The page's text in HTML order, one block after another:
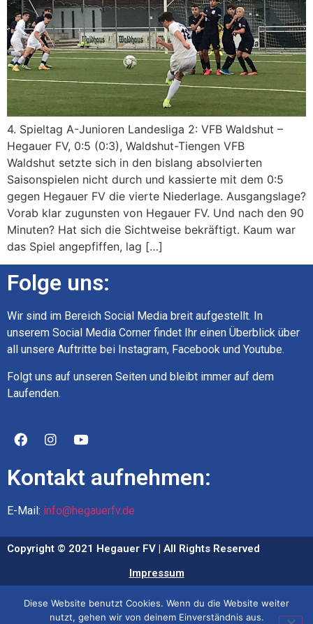
4. Spieltag A-Junioren Landesliga 2: VFB Waldshut –
Hegauer FV, 0:5 (0:3), Waldshut-Tiengen VFB
Waldshut setzte sich in den bislang absolvierten
Saisonspielen nicht durch und kassierte mit dem 0:5
gegen Hegauer FV die vierte Niederlage. Ausgangslage?
Vorab klar zugunsten von Hegauer FV. Und nach den 90
Minuten? Hat sich die Sichtweise bekräftigt. Kaum war
das Spiel angepfiffen, lag […]
Folge uns:
Wir sind im Bereich Social Media breit aufgestellt. In
unserem Social Media Corner findet Ihr einen Überblick über
all unsere Auftritte bei Instagram, Facebook und Youtube.
Folgt uns auf unseren Seiten und bleibt immer auf dem
Laufenden.
Kontakt aufnehmen:
E-Mail: info@hegauerfv.de
Copyright © 2021 Hegauer FV | All Rights Reserved
Impressum
Datenschutz
Diese Website benutzt Cookies. Wenn du die Website weiter
nutzt, gehen wir von deinem Einverständnis aus.